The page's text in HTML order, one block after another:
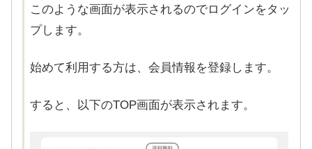
このような画面が表示されるのでログインをタッ
プします。
始めて利用する方は、会員情報を登録します。
すると、以下のTOP画面が表示されます。